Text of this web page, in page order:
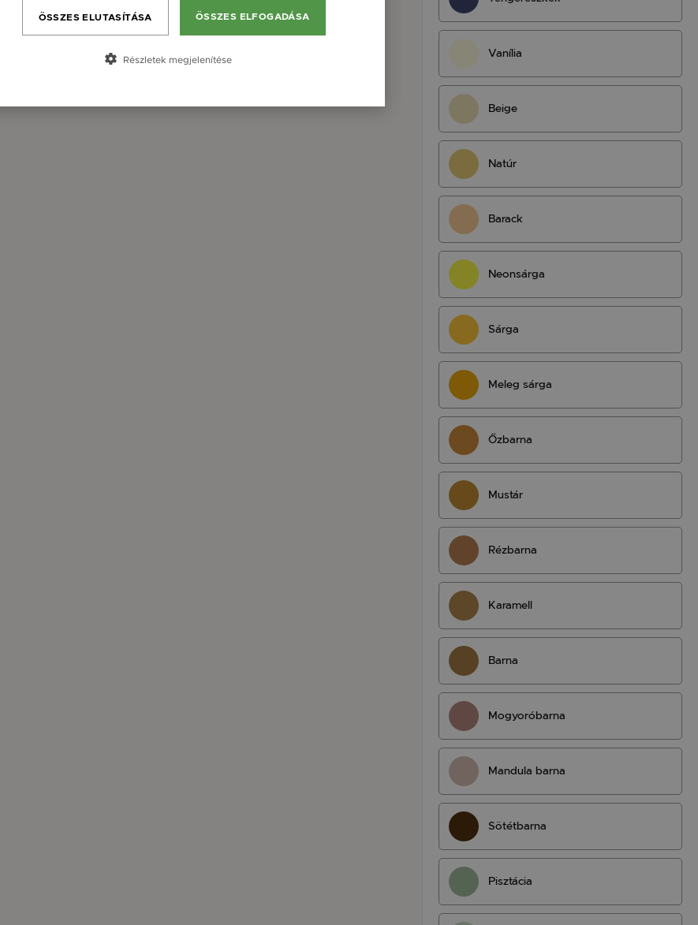
Vanília
Beige
Natúr
Barack
Neonsárga
Sárga
Meleg sárga
Őzbarna
Mustár
Rézbarna
Karamell
Barna
Mogyoróbarna
Mandula barna
Sötétbarna
Pisztácia
ÖSSZES ELFOGADÁSA
ÖSSZES ELUTASÍTÁSA
Részletek megjelenítése